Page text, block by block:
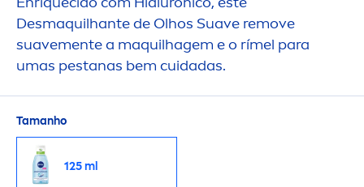
Desmaquilhante de Olhos Suave remove
suavemente a maquilhagem e o rímel para
umas pestanas bem cuidadas.
Tamanho
125 ml